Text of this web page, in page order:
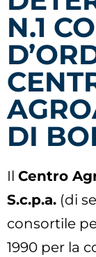
N.1
DI
Il Centro
S.c.p.a. (di
consortile
1990 per la